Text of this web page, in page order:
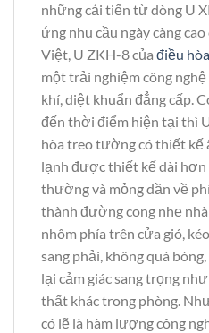
những cải tiến từ dòng U
ứng nhu cầu ngày càng
Việt, U ZKH-8 của điều
một trải nghiệm công
khí, diệt khuẩn đẳng cấp.
đến thời điểm hiện tại thì
hòa treo tường có thiết
lạnh được thiết kế dài
thường và mỏng dần về
thành đường cong nhẹ
nhôm phía trên cửa gió,
sang phải, không quá
lại cảm giác sang trọng
thất khác trong phòng.
có lẽ là hàm lượng công